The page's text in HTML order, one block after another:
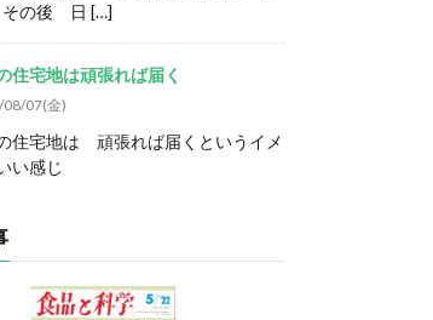
その後 日 […]
住宅地は頑張れば届く
07(金)
住宅地は 頑張れば届くというイメ
い感じ